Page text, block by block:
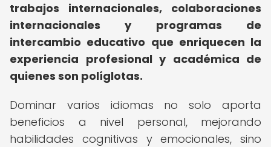
trabajos internacionales, colaboraciones
internacionales y programas de
intercambio educativo que enriquecen la
experiencia profesional y académica de
quienes son políglotas.
Dominar varios idiomas no solo aporta
beneficios a nivel personal, mejorando
habilidades cognitivas y emocionales, sino